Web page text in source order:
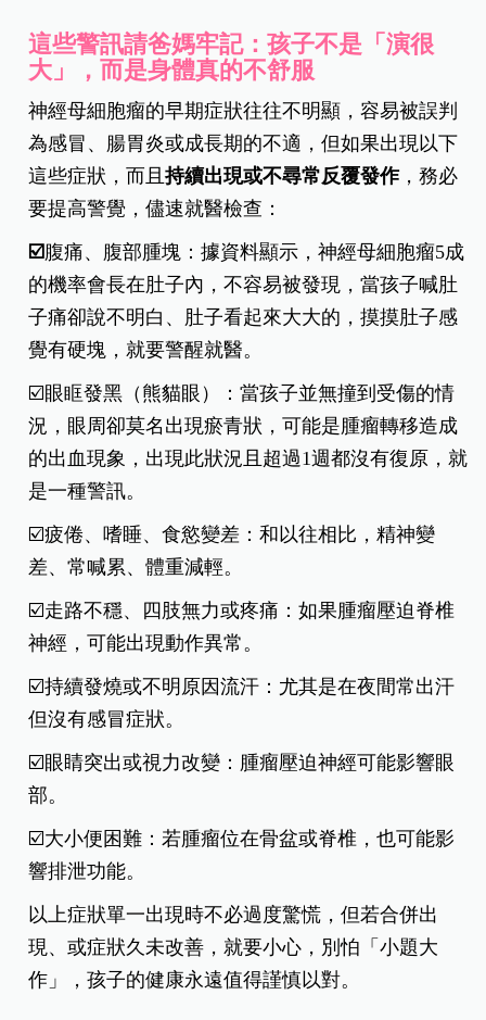
這些警訊請爸媽牢記：孩子不是「演很
大」，而是身體真的不舒服
神經母細胞瘤的早期症狀往往不明顯，容易被誤判
為感冒、腸胃炎或成長期的不適，但如果出現以下
這些症狀，而且持續出現或不尋常反覆發作，務必
要提高警覺，儘速就醫檢查：
☑️腹痛、腹部腫塊：據資料顯示，神經母細胞瘤5成
的機率會長在肚子內，不容易被發現，當孩子喊肚
子痛卻說不明白、肚子看起來大大的，摸摸肚子感
覺有硬塊，就要警醒就醫。
☑️眼眶發黑（熊貓眼）：當孩子並無撞到受傷的情
況，眼周卻莫名出現瘀青狀，可能是腫瘤轉移造成
的出血現象，出現此狀況且超過1週都沒有復原，就
是一種警訊。
☑️疲倦、嗜睡、食慾變差：和以往相比，精神變
差、常喊累、體重減輕。
☑️走路不穩、四肢無力或疼痛：如果腫瘤壓迫脊椎
神經，可能出現動作異常。
☑️持續發燒或不明原因流汗：尤其是在夜間常出汗
但沒有感冒症狀。
☑️眼睛突出或視力改變：腫瘤壓迫神經可能影響眼
部。
☑️大小便困難：若腫瘤位在骨盆或脊椎，也可能影
響排泄功能。
以上症狀單一出現時不必過度驚慌，但若合併出
現、或症狀久未改善，就要小心，別怕「小題大
作」，孩子的健康永遠值得謹慎以對。